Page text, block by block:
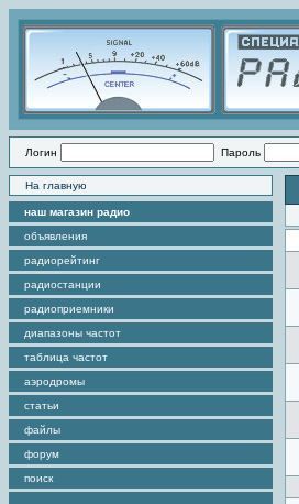
Логин Пароль
На главную
наш магазин радио
объявления
радиорейтинг
радиостанции
радиоприемники
диапазоны частот
таблица частот
аэродромы
статьи
файлы
форум
поиск